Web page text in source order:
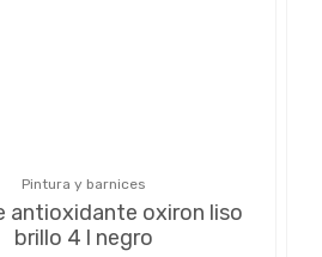
Pintura y barnices
antioxidante oxiron liso
brillo 4 l negro